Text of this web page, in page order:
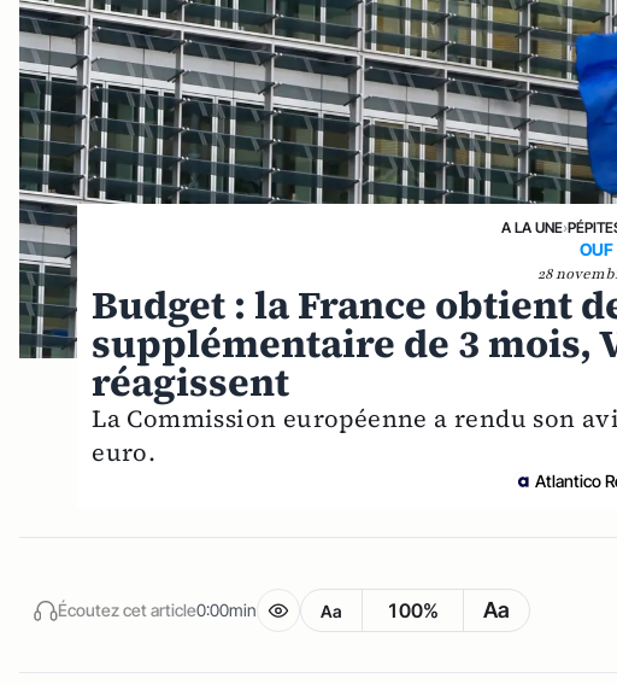
A LA UNE›
OUF
28
Budget : la France obtient
supplémentaire de 3 mois,
réagissent
La Commission européenne a rendu son
euro.
Atlantico
Écoutez cet article0:00min Aa 100% Aa